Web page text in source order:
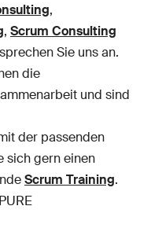
,
, Scrum Consulting
Sie uns an.
die
und sind
der passenden
sich gern einen
Scrum Training.